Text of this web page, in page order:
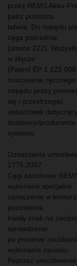
przez REMS Akku-
patrz poniższa
tabela. Do napędu
cęga pośrednia
(strona 222).
w złącze
(Patent EP 1 223
mocowanie ręcznego
napędu prasy
się i przestrzegać
wskazówek
dostawcy/producenta
systemu.
Oznaczenia
1775:2007
Cęgi zaciskowe
wykonane specjalne
oznaczenie w
pozostawia
trwały znak na
sprawdzenie
po procesie
wykonania zacisku.
Poprzez